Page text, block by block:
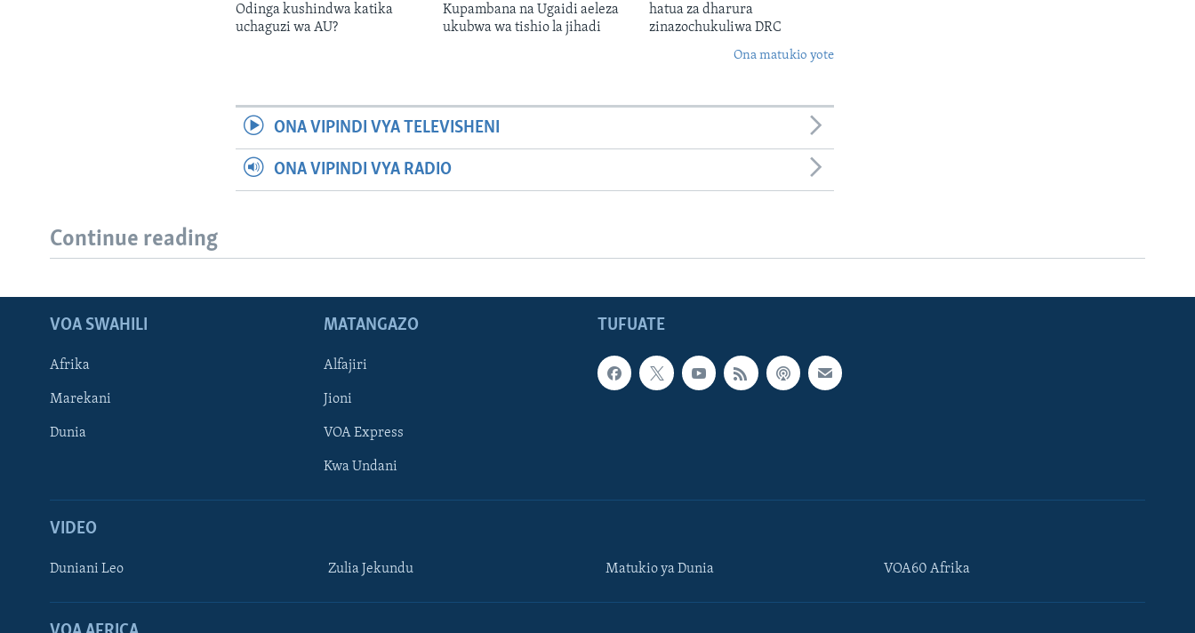
Odinga kushindwa katika
uchaguzi wa AU?
Kupambana na Ugaidi aeleza
ukubwa wa tishio la jihadi
hatua za dharura
zinazochukuliwa DRC
Ona matukio yote
ONA VIPINDI VYA TELEVISHENI
ONA VIPINDI VYA RADIO
Continue reading
TUFUATE
VOA SWAHILI
Afrika
Marekani
Dunia
MATANGAZO
Alfajiri
Jioni
VOA Express
Kwa Undani
VIDEO
Duniani Leo Zulia Jekundu Matukio ya Dunia VOA60 Afrika